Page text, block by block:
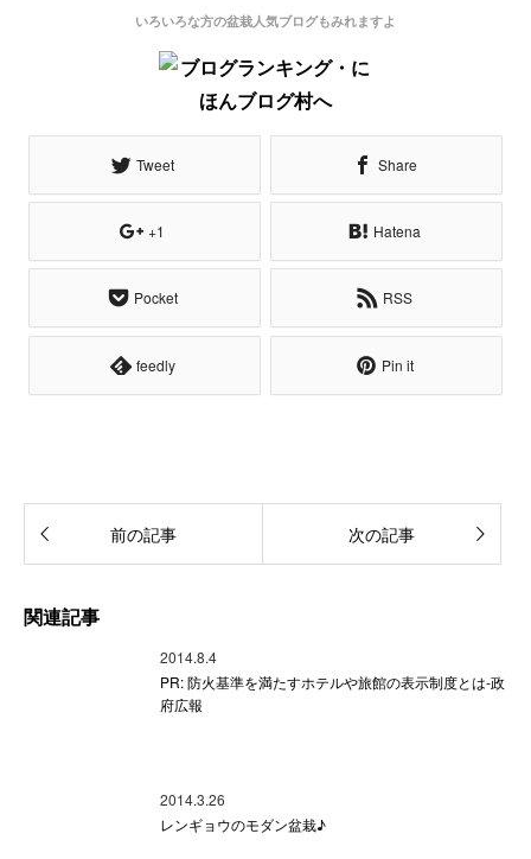
いろいろな方の盆栽人気ブログもみれますよ
Tweet Share
+1 Hatena
Pocket RSS
feedly Pin it
前の記事 次の記事
関連記事
2014.8.4
PR: 防火基準を満たすホテルや旅館の表示制度とは-政
府広報
2014.3.26
レンギョウのモダン盆栽♪